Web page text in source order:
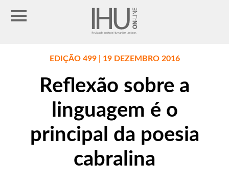
EDIÇÃO 499 | 19 DEZEMBRO 2016
Reflexão sobre a
linguagem é o
principal da poesia
cabralina